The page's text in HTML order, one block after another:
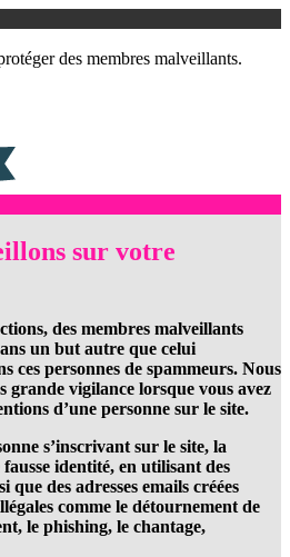
des membres malveillants.
sur votre
des membres malveillants
un but autre que celui
ces personnes de spammeurs. Nous
grande vigilance lorsque vous avez
d’une personne sur le site.
s’inscrivant sur le site, la
identité, en utilisant des
que des adresses emails créées
comme le détournement de
le phishing, le chantage,